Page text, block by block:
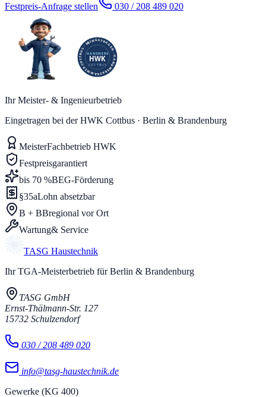
Festpreis-Anfrage stellen 030 / 208 489 020
Ihr Meister- & Ingenieurbetrieb
Eingetragen bei der HWK Cottbus · Berlin & Brandenburg
MeisterFachbetrieb HWK
Festpreisgarantiert
bis 70 %BEG-Förderung
§35aLohn absetzbar
B + BBregional vor Ort
Wartung& Service
TASG Haustechnik
Ihr TGA-Meisterbetrieb für Berlin & Brandenburg
TASG GmbH
Ernst-Thälmann-Str. 127
15732 Schulzendorf
030 / 208 489 020
info@tasg-haustechnik.de
Gewerke (KG 400)